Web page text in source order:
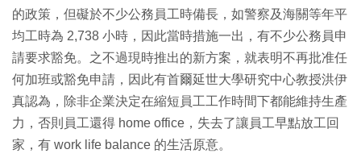
的政策，但礙於不少公務員工時備長，如警察及海關等年平
均工時為 2,738 小時，因此當時措施一出，有不少公務員申
請要求豁免。之不過現時推出的新方案，就表明不再批准任
何加班或豁免申請，因此有首爾延世大學研究中心教授洪伊
真認為，除非企業決定在縮短員工工作時間下都能維持生產
力，否則員工還得 home office，失去了讓員工早點放工回
家，有 work life balance 的生活原意。